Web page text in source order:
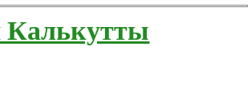
Калькутты